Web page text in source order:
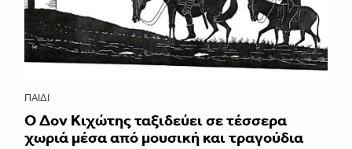
ΠΑΙΔΊ
Ο Δον Κιχώτης ταξιδεύει σε τέσσερα
χωριά μέσα από μουσική και τραγούδια